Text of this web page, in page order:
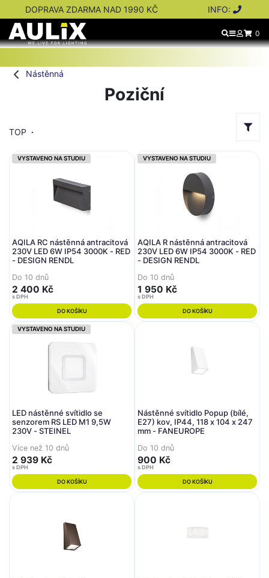
DOPRAVA ZDARMA NAD 1990 KČ INFO:
0
Nástěnná
Poziční
TOP
VYSTAVENO NA STUDIU
AQILA RC nástěnná antracitová
230V LED 6W IP54 3000K - RED
- DESIGN RENDL
Do 10 dnů
2 400 Kč
s DPH
DO KOŠÍKU
VYSTAVENO NA STUDIU
AQILA R nástěnná antracitová
230V LED 6W IP54 3000K - RED
- DESIGN RENDL
Do 10 dnů
1 950 Kč
s DPH
DO KOŠÍKU
VYSTAVENO NA STUDIU
LED nástěnné svítidlo se
senzorem RS LED M1 9,5W
230V - STEINEL
Více než 10 dnů
2 939 Kč
s DPH
DO KOŠÍKU
Nástěnné svítidlo Popup (bílé,
E27) kov, IP44, 118 x 104 x 247
mm - FANEUROPE
Do 10 dnů
900 Kč
s DPH
DO KOŠÍKU